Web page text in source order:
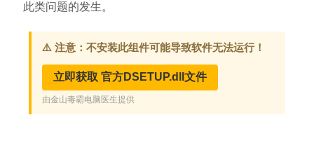
此类问题的发生。